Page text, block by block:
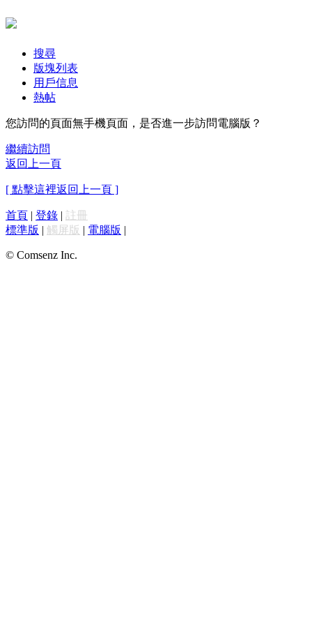
搜尋
版塊列表
用戶信息
熱帖
您訪問的頁面無手機頁面，是否進一步訪問電腦版？
繼續訪問
返回上一頁
[ 點擊這裡返回上一頁 ]
首頁 | 登錄 | 註冊
標準版 | 觸屏版 | 電腦版 |
© Comsenz Inc.